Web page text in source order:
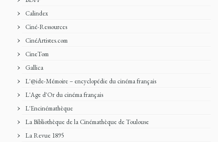
Calindex
Ciné-Ressources
CinéArtistes.com
CineTom
Gallica
L'@ide-Mémoire – encyclopédie du cinéma français
L'Age d'Or du cinéma français
L'Encinémathèque
La Bibliothèque de la Cinémathèque de Toulouse
La Revue 1895